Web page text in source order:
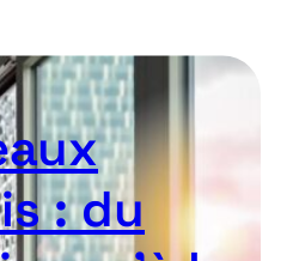
: du